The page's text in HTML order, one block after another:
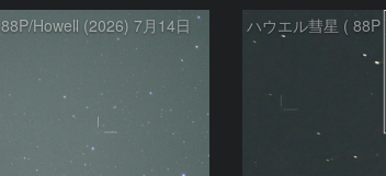
88P/Howell (2026) 7月14日